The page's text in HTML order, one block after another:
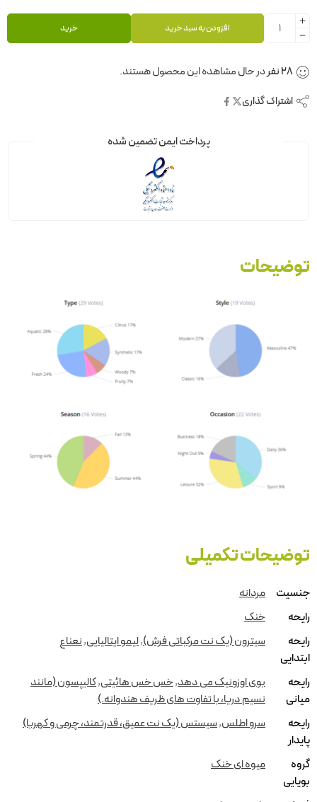
افزودن به سبد خرید خرید
28نفردر حال مشاهده این محصول هستند.
اشتراک گذاری
پرداخت ایمن تضمین شده
توضیحات
توضیحات تکمیلی
جنسیت
مردانه
رایحه
خنک
رایحه
ابتدایی
سیترون (یک نت مرکباتی فرش),لیمو ایتالیایی,نعناع
رایحه
میانی
بوی اوزونیک می دهد,خس خس هائیتی,کالیپسون (مانند
نسیم دریا، با تفاوت های ظریف هندوانه.)
رایحه
پایدار
سرو اطلس,سیستس (یک نت عمیق، قدرتمند، چرمی و کهربا)
گروه
بویایی
میوه ای خنک